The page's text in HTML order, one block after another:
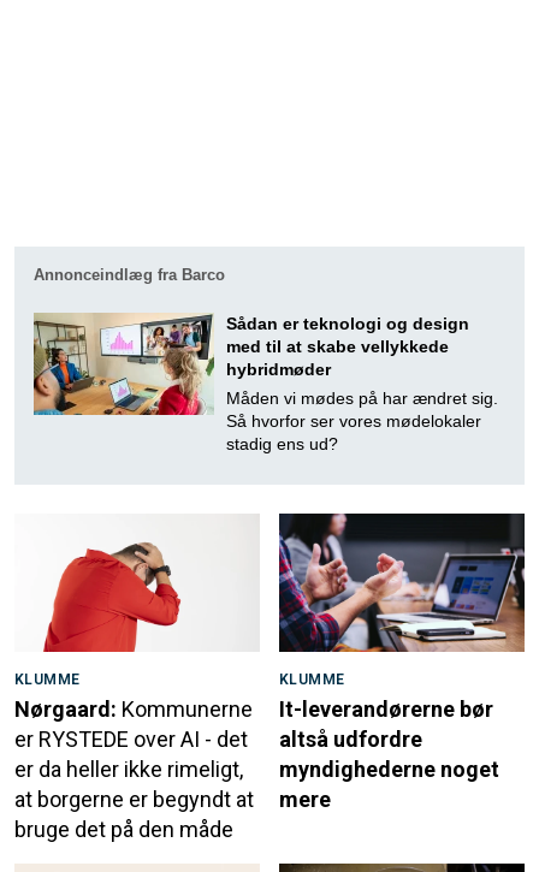
Annonceindlæg fra Barco
Sådan er teknologi og design
med til at skabe vellykkede
hybridmøder
Måden vi mødes på har ændret sig.
Så hvorfor ser vores mødelokaler
stadig ens ud?
KLUMME
Nørgaard: Kommunerne
er RYSTEDE over AI - det
er da heller ikke rimeligt,
at borgerne er begyndt at
bruge det på den måde
KLUMME
It-leverandørerne bør
altså udfordre
myndighederne noget
mere